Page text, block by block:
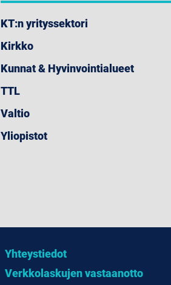
KT:n yrityssektori
Kirkko
Kunnat & Hyvinvointialueet
TTL
Valtio
Yliopistot
Yhteystiedot
Verkkolaskujen vastaanotto